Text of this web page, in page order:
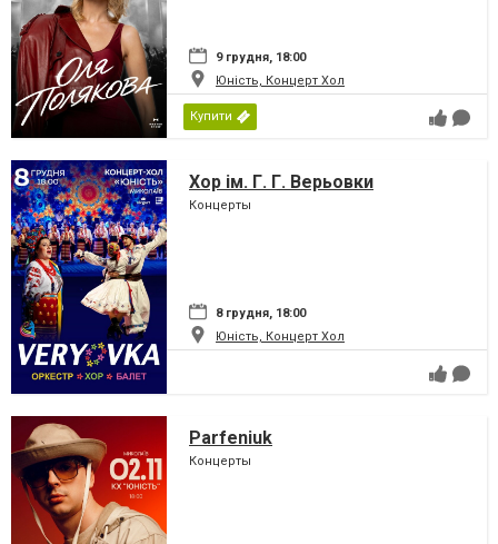
9 грудня, 18:00
Юність, Концерт Хол
Купити
Хор ім. Г. Г. Верьовки
Концерты
8 грудня, 18:00
Юність, Концерт Хол
Parfeniuk
Концерты